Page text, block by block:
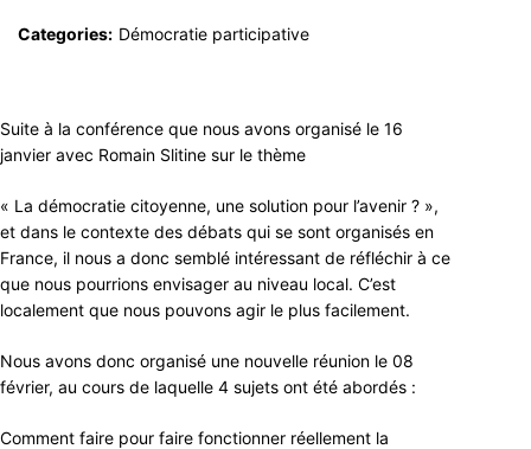
Categories: Démocratie participative
Suite à la conférence que nous avons organisé le 16
janvier avec Romain Slitine sur le thème
« La démocratie citoyenne, une solution pour l’avenir ? »,
et dans le contexte des débats qui se sont organisés en
France, il nous a donc semblé intéressant de réfléchir à ce
que nous pourrions envisager au niveau local. C’est
localement que nous pouvons agir le plus facilement.
Nous avons donc organisé une nouvelle réunion le 08
février, au cours de laquelle 4 sujets ont été abordés :
Comment faire pour faire fonctionner réellement la